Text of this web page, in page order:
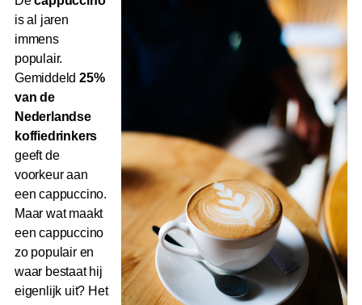
is al jaren
immens
populair.
Gemiddeld25%
van de
Nederlandse
koffiedrinkers
geeft de
voorkeur aan
een cappuccino.
Maar wat maakt
een cappuccino
zo populair en
waar bestaat hij
eigenlijk uit? Het